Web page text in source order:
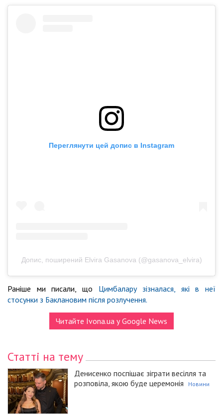
Переглянути цей допис в Instagram
Допис, поширений Elvira Gasanova (@gasanova_elvira)
Раніше ми писали, що Цимбалару зізналася, які в неї
стосунки з Баклановим після розлучення.
Читайте Ivona.ua у Google News
Статті на тему
Денисенко поспішає зіграти весілля та
розповіла, якою буде церемонія
Новини